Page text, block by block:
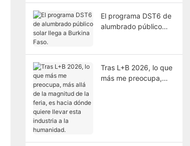
El programa DST6 de
alumbrado público
Tras L+B 2026, lo que
más me preocupa,